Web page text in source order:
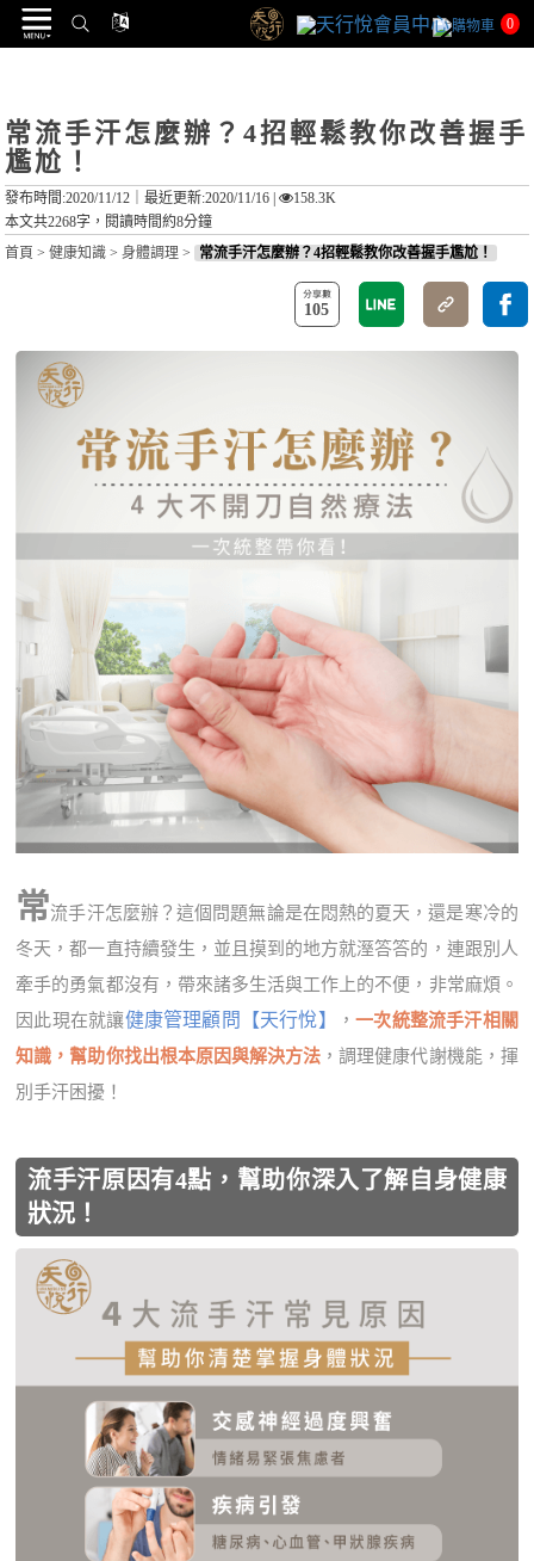
0
常流手汗怎麼辦？4招輕鬆教你改善握手
尷尬！
發布時間:2020/11/12｜最近更新:2020/11/16 |
158.3K
本文共2268字，閱讀時間約8分鐘
首頁 >健康知識 >身體調理 > 常流手汗怎麼辦？4招輕鬆教你改善握手尷尬！
105
常流手汗怎麼辦？這個問題無論是在悶熱的夏天，還是寒冷的
冬天，都一直持續發生，並且摸到的地方就溼答答的，連跟別人
牽手的勇氣都沒有，帶來諸多生活與工作上的不便，非常麻煩。
因此現在就讓健康管理顧問【天行悅】 ，一次統整流手汗相關
知識，幫助你找出根本原因與解決方法 ，調理健康代謝機能，揮
別手汗困擾！
流手汗原因有4點，幫助你深入了解自身健康
狀況！